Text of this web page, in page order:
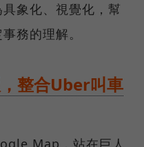
象化、視覺化，幫
務的理解。
整合Uber叫車